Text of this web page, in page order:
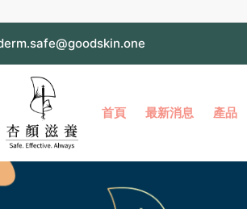
首頁 最新消息 產品